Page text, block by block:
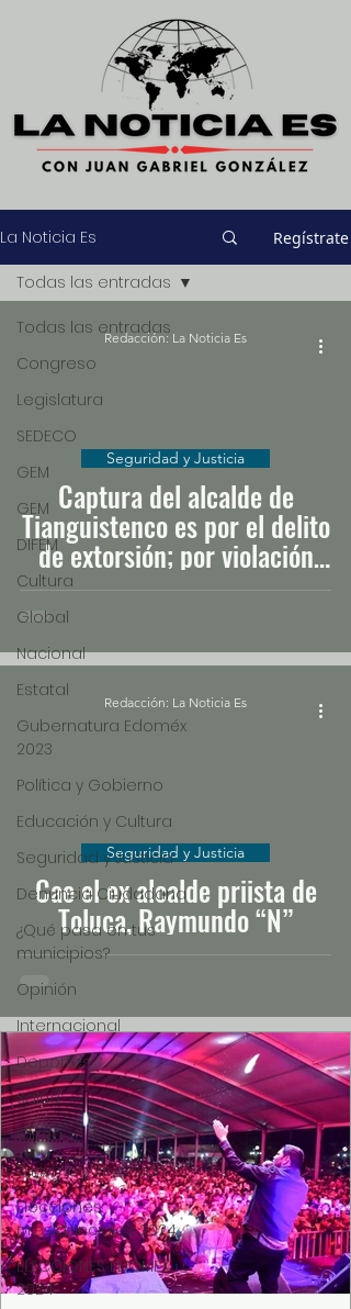
La Noticia Es Regístrate
Todas las entradas
Congreso
Legislatura
SEDECO
GEM
GEM
DIFEM
Cultura
Global
Nacional
Estatal
Gubernatura Edoméx
2023
Política y Gobierno
Educación y Cultura
Seguridad y Justicia
Denuncia Ciudadana
¿Qué pasa en tus
municipios?
Opinión
Internacional
Deportes
Salud
Clima
Turismo y diversión
Elecciones
presidenciales 2024
ELECCIONES EDOMEX
2024
Todas las entradas
Captura del alcalde de
Tianguistenco es por el delito
de extorsión; por violación
estaba amparado
Seguridad y Justicia
Redacción: La Noticia Es
Cae el ex alcalde priista de
Toluca, Raymundo “N”
Seguridad y Justicia
Redacción: La Noticia Es